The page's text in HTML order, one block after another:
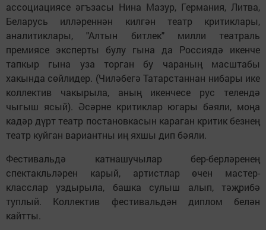
ассоциациясе әгъзасы Нина Мазур, Германия, Литва,
Беларусь илләреннән килгән театр критиклары,
аналитиклары, "Алтын битлек" милли театраль
премиясе эксперты булу гына да Россиядә икенче
тапкыр гына уза торган бу чараның масштабы
хакында сөйлидер. (Чиләбегә Татарстаннан нибары ике
коллектив чакырыла, аның икенчесе рус телендә
чыгыш ясый). Әсәрне критиклар югары бәяли, моңа
кадәр дүрт театр постановкасын караган критик безнең
театр куйган вариантны иң яхшы дип бәяли.
Фестивальдә катнашучылар бер-берләренең
спектакльләрен карый, артистлар өчен мастер-
класслар уздырыла, башка сулыш алып, тәҗрибә
туплый. Коллектив фестивальдән диплом белән
кайтты.